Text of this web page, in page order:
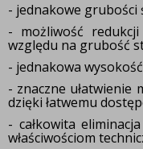
- jednakowe grubości
- możliwość
względu na grubość
- jednakowa
- znaczne ułatwienie
dzięki łatwemu
- całkowita
właściwościom